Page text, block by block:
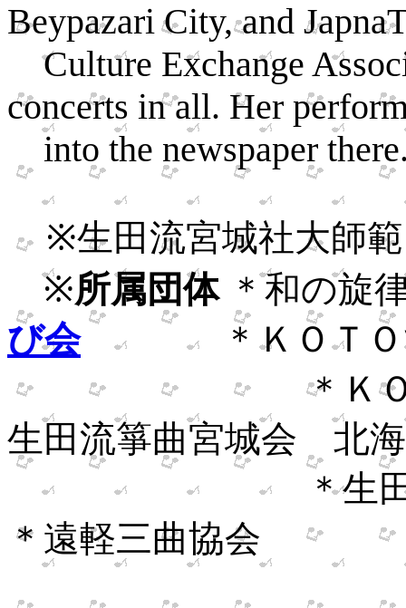
Beypazari City, and
Culture Exchange
concerts in all. Her
into the newspaper
※生田流宮城社大
※所属団体＊和の旋
び会
＊ＫＯＴ
＊Ｋ
生田流箏曲宮城会 北
＊
＊遠軽三曲協会